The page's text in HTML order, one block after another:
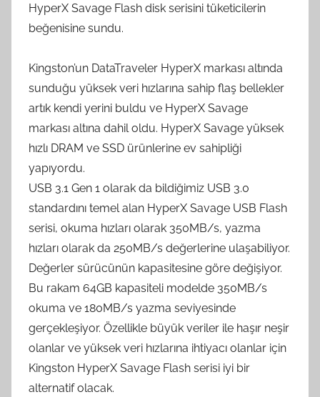
HyperX Savage Flash disk serisini tüketicilerin
beğenisine sundu.
Kingston’un DataTraveler HyperX markası altında
sunduğu yüksek veri hızlarına sahip flaş bellekler
artık kendi yerini buldu ve HyperX Savage
markası altına dahil oldu. HyperX Savage yüksek
hızlı DRAM ve SSD ürünlerine ev sahipliği
yapıyordu.
USB 3.1 Gen 1 olarak da bildiğimiz USB 3.0
standardını temel alan HyperX Savage USB Flash
serisi, okuma hızları olarak 350MB/s, yazma
hızları olarak da 250MB/s değerlerine ulaşabiliyor.
Değerler sürücünün kapasitesine göre değişiyor.
Bu rakam 64GB kapasiteli modelde 350MB/s
okuma ve 180MB/s yazma seviyesinde
gerçekleşiyor. Özellikle büyük veriler ile haşır neşir
olanlar ve yüksek veri hızlarına ihtiyacı olanlar için
Kingston HyperX Savage Flash serisi iyi bir
alternatif olacak.